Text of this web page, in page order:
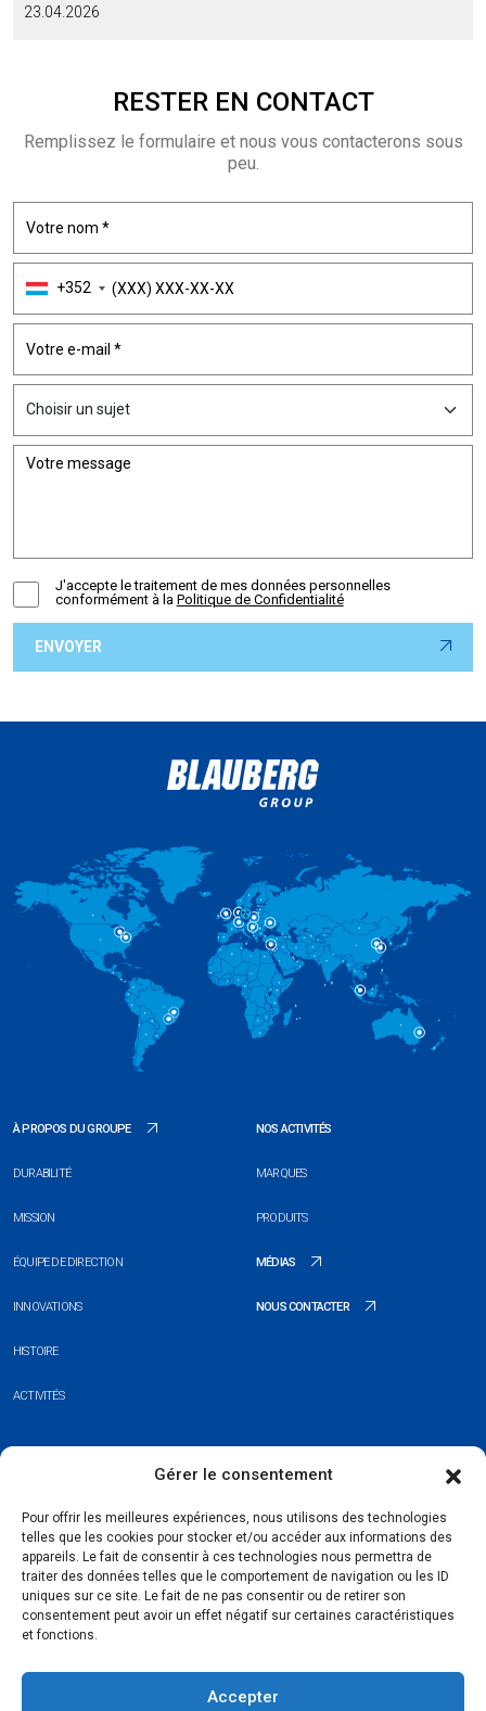
Gérer le consentement
Pour offrir les meilleures expériences, nous utilisons des technologies
telles que les cookies pour stocker et/ou accéder aux informations des
appareils. Le fait de consentir à ces technologies nous permettra de
traiter des données telles que le comportement de navigation ou les ID
uniques sur ce site. Le fait de ne pas consentir ou de retirer son
consentement peut avoir un effet négatif sur certaines caractéristiques
et fonctions.
Accepter
23.04.2026
RESTER EN CONTACT
Remplissez le formulaire et nous vous contacterons sous
peu.
+352
J'accepte le traitement de mes données personnelles
conformément à la Politique de Confidentialité
À PROPOS DU GROUPE
DURABILITÉ
MISSION
ÉQUIPE DE DIRECTION
INNOVATIONS
HISTOIRE
ACTIVITÉS
NOS ACTIVITÉS
MARQUES
PRODUITS
MÉDIAS
NOUS CONTACTER
+352 26 20 37 98
hello@blauberg-group.com
28, avenue Pasteur, L-2310 Luxembourg
Registration: R.C.S. B222893